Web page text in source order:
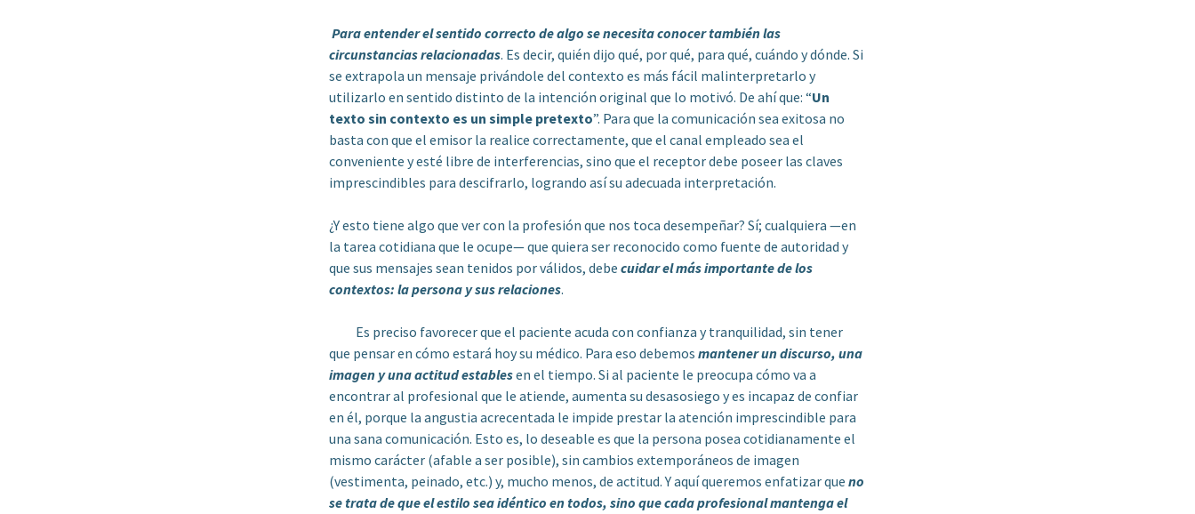
Para entender el sentido correcto de algo se necesita conocer también las
circunstancias relacionadas. Es decir, quién dijo qué, por qué, para qué, cuándo y dónde. Si
se extrapola un mensaje privándole del contexto es más fácil malinterpretarlo y
utilizarlo en sentido distinto de la intención original que lo motivó. De ahí que: “Un
texto sin contexto es un simple pretexto”. Para que la comunicación sea exitosa no
basta con que el emisor la realice correctamente, que el canal empleado sea el
conveniente y esté libre de interferencias, sino que el receptor debe poseer las claves
imprescindibles para descifrarlo, logrando así su adecuada interpretación.
¿Y esto tiene algo que ver con la profesión que nos toca desempeñar? Sí; cualquiera —en
la tarea cotidiana que le ocupe— que quiera ser reconocido como fuente de autoridad y
que sus mensajes sean tenidos por válidos, debe cuidarel más importante de los
contextos: la persona y sus relaciones.
Es preciso favorecer que el paciente acuda con confianza y tranquilidad, sin tener
que pensar en cómo estará hoy su médico. Para eso debemos mantener un discurso, una
imagen y una actitud establesen el tiempo. Si al paciente le preocupa cómo va a
encontrar al profesional que le atiende, aumenta su desasosiego y es incapaz de confiar
en él, porque la angustia acrecentada le impide prestar la atención imprescindible para
una sana comunicación. Esto es, lo deseable es que la persona posea cotidianamente el
mismo carácter (afable a ser posible), sin cambios extemporáneos de imagen
(vestimenta, peinado, etc.) y, mucho menos, de actitud. Y aquí queremos enfatizar que no
se trata de que el estilo sea idéntico en todos, sino que cada profesional mantenga el